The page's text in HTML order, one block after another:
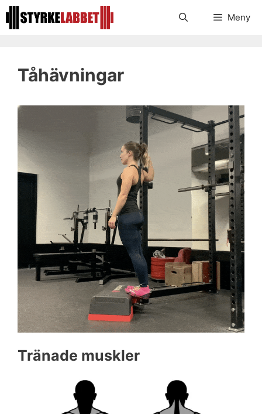
Hoppa
till
Meny
Tåhävningar
Tränade muskler